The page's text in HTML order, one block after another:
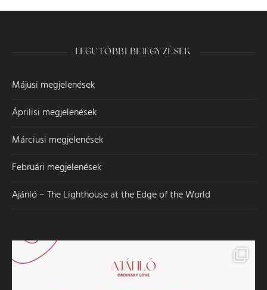
LEGUTÓBBI BEJEGYZÉSEK
Májusi megjelenések
Áprilisi megjelenések
Márciusi megjelenések
Februári megjelenések
Ajánló – The Lighthouse at the Edge of the World